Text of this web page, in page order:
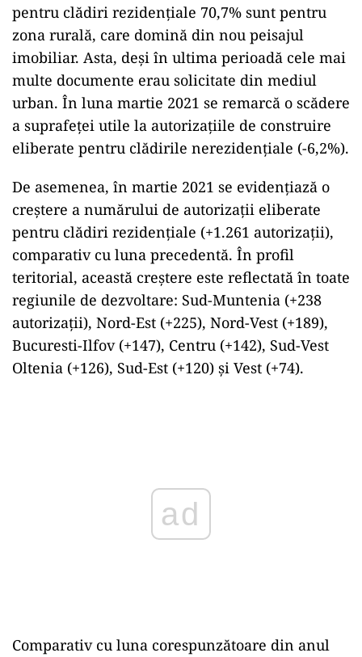
pentru clădiri rezidenţiale 70,7% sunt pentru
zona rurală, care domină din nou peisajul
imobiliar. Asta, deși în ultima perioadă cele mai
multe documente erau solicitate din mediul
urban. În luna martie 2021 se remarcă o scădere
a suprafeţei utile la autorizaţiile de construire
eliberate pentru clădirile nerezidenţiale (-6,2%).
De asemenea, în martie 2021 se evidenţiază o
creştere a numărului de autorizaţii eliberate
pentru clădiri rezidenţiale (+1.261 autorizaţii),
comparativ cu luna precedentă. În profil
teritorial, această creştere este reflectată în toate
regiunile de dezvoltare: Sud-Muntenia (+238
autorizaţii), Nord-Est (+225), Nord-Vest (+189),
Bucuresti-Ilfov (+147), Centru (+142), Sud-Vest
Oltenia (+126), Sud-Est (+120) şi Vest (+74).
Comparativ cu luna corespunzătoare din anul